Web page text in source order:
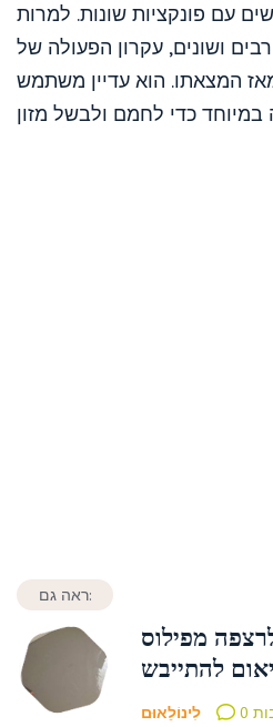
עם פונקציות שונות. למרות
ושונים, עקרון הפעולה של
המצאתו. הוא עדיין משתמש
ראה גם:
מפילוס
לִינוֹלֵאוּם